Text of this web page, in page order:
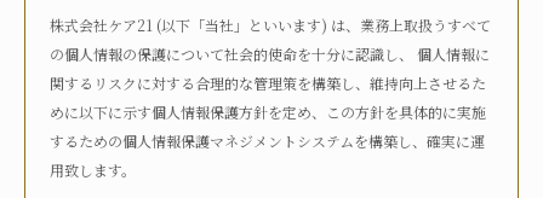
いる
何らかの高齢者向け施設に入居している
病院に入院している
その他
介護度
株式会社ケア21 (以下「当社」といいます) は、業務上取扱うすべて
の個人情報の保護について社会的使命を十分に認識し、 個人情報に
関するリスクに対する合理的な管理策を構築し、維持向上させるた
めに以下に示す個人情報保護方針を定め、この方針を具体的に実施
するための個人情報保護マネジメントシステムを構築し、確実に運
用致します。